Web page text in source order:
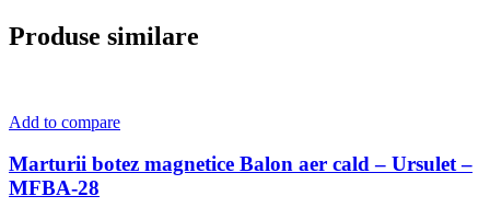
Produse similare
Add to compare
Marturii botez magnetice Balon aer cald – Ursulet –
MFBA-28